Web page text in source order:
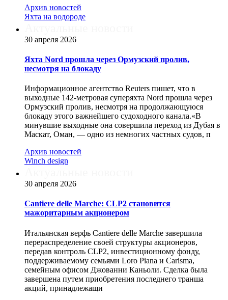
Архив новостей
Яхта на водороде
30 апреля 2026
Яхта Nord прошла через Ормузский пролив,
несмотря на блокаду
Информационное агентство Reuters пишет, что в
выходные 142-метровая суперяхта Nord прошла через
Ормузский пролив, несмотря на продолжающуюся
блокаду этого важнейшего судоходного канала.«В
минувшие выходные она совершила переход из Дубая в
Маскат, Оман, — одно из немногих частных судов, п
Архив новостей
Winch design
30 апреля 2026
Cantiere delle Marche: CLP2 становится
мажоритарным акционером
Итальянская верфь Cantiere delle Marche завершила
перераспределение своей структуры акционеров,
передав контроль CLP2, инвестиционному фонду,
поддерживаемому семьями Loro Piana и Carisma,
семейным офисом Джованни Каньоли. Сделка была
завершена путем приобретения последнего транша
акций, принадлежащи